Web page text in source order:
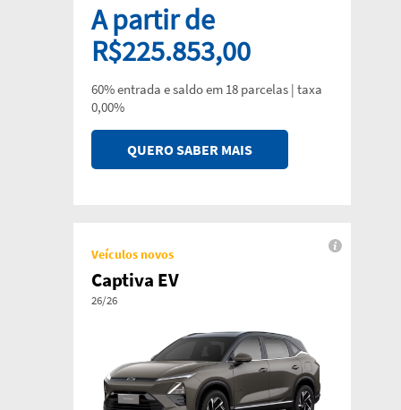
A partir de
R$225.853,00
60% entrada e saldo em 18 parcelas | taxa
0,00%
QUERO SABER MAIS
Veículos novos
Captiva EV
26/26